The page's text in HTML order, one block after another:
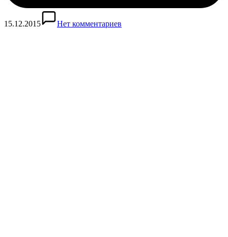
15.12.2015 Нет комментариев